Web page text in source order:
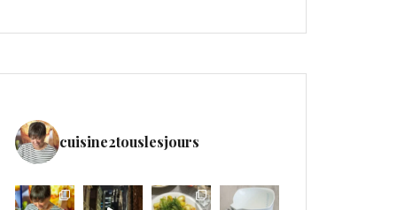
cuisine2touslesjours